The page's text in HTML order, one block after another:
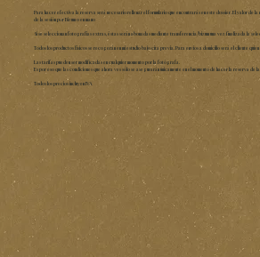
Para hacer efectiva la reserva será necesario rellenar el formulario que encontrarás en este dossier. El valor de
de la sesión por Bizum o en mano
Si se seleccionan fotografías extras, éstas serán abonadas mediante transferencia/bizum una vez finalizada la
Todos los productos físicos se recogerán en mi estudio bajo cita previa. Para envíos a domicilio será el cliente quien
Las tarifas pueden ser modificadas en cualquier momento por la fotógrafa.
Es por eso que las condiciones que ahora ves sólo se asegurarán únicamente en el momento de hacer la reserva de la
Todos los precios incluyen IVA